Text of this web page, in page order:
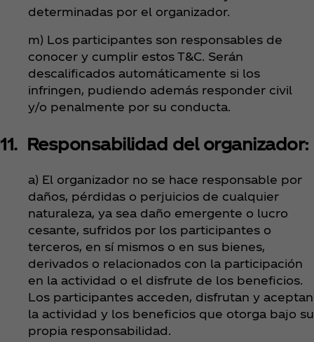
determinadas por el organizador.
m) Los participantes son responsables de
conocer y cumplir estos T&C. Serán
descalificados automáticamente si los
infringen, pudiendo además responder civil
y/o penalmente por su conducta.
11. Responsabilidad del organizador:
a) El organizador no se hace responsable por
daños, pérdidas o perjuicios de cualquier
naturaleza, ya sea daño emergente o lucro
cesante, sufridos por los participantes o
terceros, en sí mismos o en sus bienes,
derivados o relacionados con la participación
en la actividad o el disfrute de los beneficios.
Los participantes acceden, disfrutan y aceptan
la actividad y los beneficios que otorga bajo su
propia responsabilidad.